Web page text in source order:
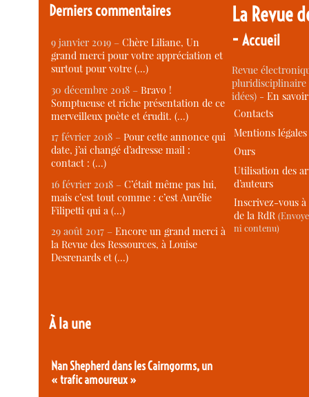
Derniers commentaires
9 janvier 2019 –Chère Liliane, Un
grand merci pour votre appréciation et
surtout pour votre (…)
30 décembre 2018 –Bravo !
Somptueuse et riche présentation de ce
merveilleux poète et érudit. (…)
17 février 2018 –Pour cette annonce qui
date, j’ai changé d’adresse mail :
contact : (…)
16 février 2018 –C’était même pas lui,
mais c’est tout comme : c’est Aurélie
Filipetti qui a (…)
29 août 2017 –Encore un grand merci à
la Revue des Ressources, à Louise
Desrenards et (…)
À la une
Nan Shepherd dans les Cairngorms, un
« trafic amoureux »
La Revue
-Accueil
Revue
idées) -En
Contacts
Mentions légales
Ours
Utilisation des
d’auteurs
Inscrivez-vous
de la RdR
ni contenu)